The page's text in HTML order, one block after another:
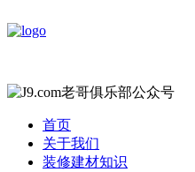
首页
关于我们
装修建材知识